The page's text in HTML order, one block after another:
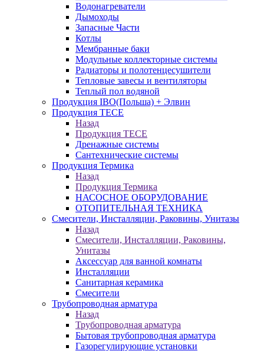
Водонагреватели
Дымоходы
Запасные Части
Котлы
Мембранные баки
Модульные коллекторные системы
Радиаторы и полотенцесушители
Тепловые завесы и вентиляторы
Теплый пол водяной
Продукция IBO(Польша) + Элвин
Продукция TECE
Назад
Продукция TECE
Дренажные системы
Сантехнические системы
Продукция Термика
Назад
Продукция Термика
НАСОСНОЕ ОБОРУДОВАНИЕ
ОТОПИТЕЛЬНАЯ ТЕХНИКА
Смесители, Инсталляции, Раковины, Унитазы
Назад
Смесители, Инсталляции, Раковины,
Унитазы
Аксессуар для ванной комнаты
Инсталляции
Санитарная керамика
Смесители
Трубопроводная арматура
Назад
Трубопроводная арматура
Бытовая трубопроводная арматура
Газорегулирующие установки